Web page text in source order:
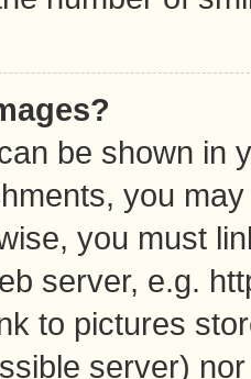
be shown in
you
you must
server, e.g.
to pictures
server)